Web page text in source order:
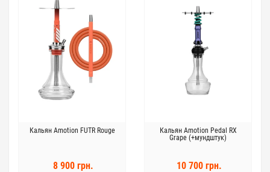
Кальян Amotion FUTR Rouge
8 900 грн.
Кальян Amotion Pedal RX
Grape (+мундштук)
10 700 грн.